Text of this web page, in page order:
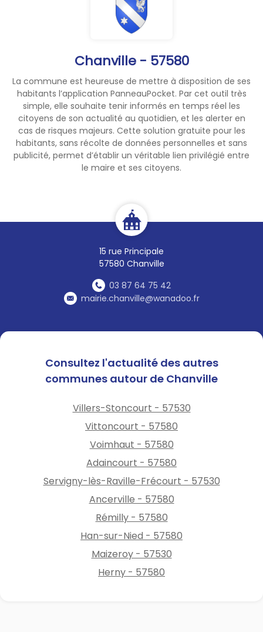
Chanville - 57580
La commune est heureuse de mettre à disposition de ses
habitants l’application PanneauPocket. Par cet outil très
simple, elle souhaite tenir informés en temps réel les
citoyens de son actualité au quotidien, et les alerter en
cas de risques majeurs. Cette solution gratuite pour les
habitants, sans récolte de données personnelles et sans
publicité, permet d’établir un véritable lien privilégié entre
le maire et ses citoyens.
15 rue Principale
57580 Chanville
03 87 64 75 42
mairie.chanville@wanadoo.fr
Consultez l'actualité des autres
communes autour de Chanville
Villers-Stoncourt - 57530
Vittoncourt - 57580
Voimhaut - 57580
Adaincourt - 57580
Servigny-lès-Raville-Frécourt - 57530
Ancerville - 57580
Rémilly - 57580
Han-sur-Nied - 57580
Maizeroy - 57530
Herny - 57580